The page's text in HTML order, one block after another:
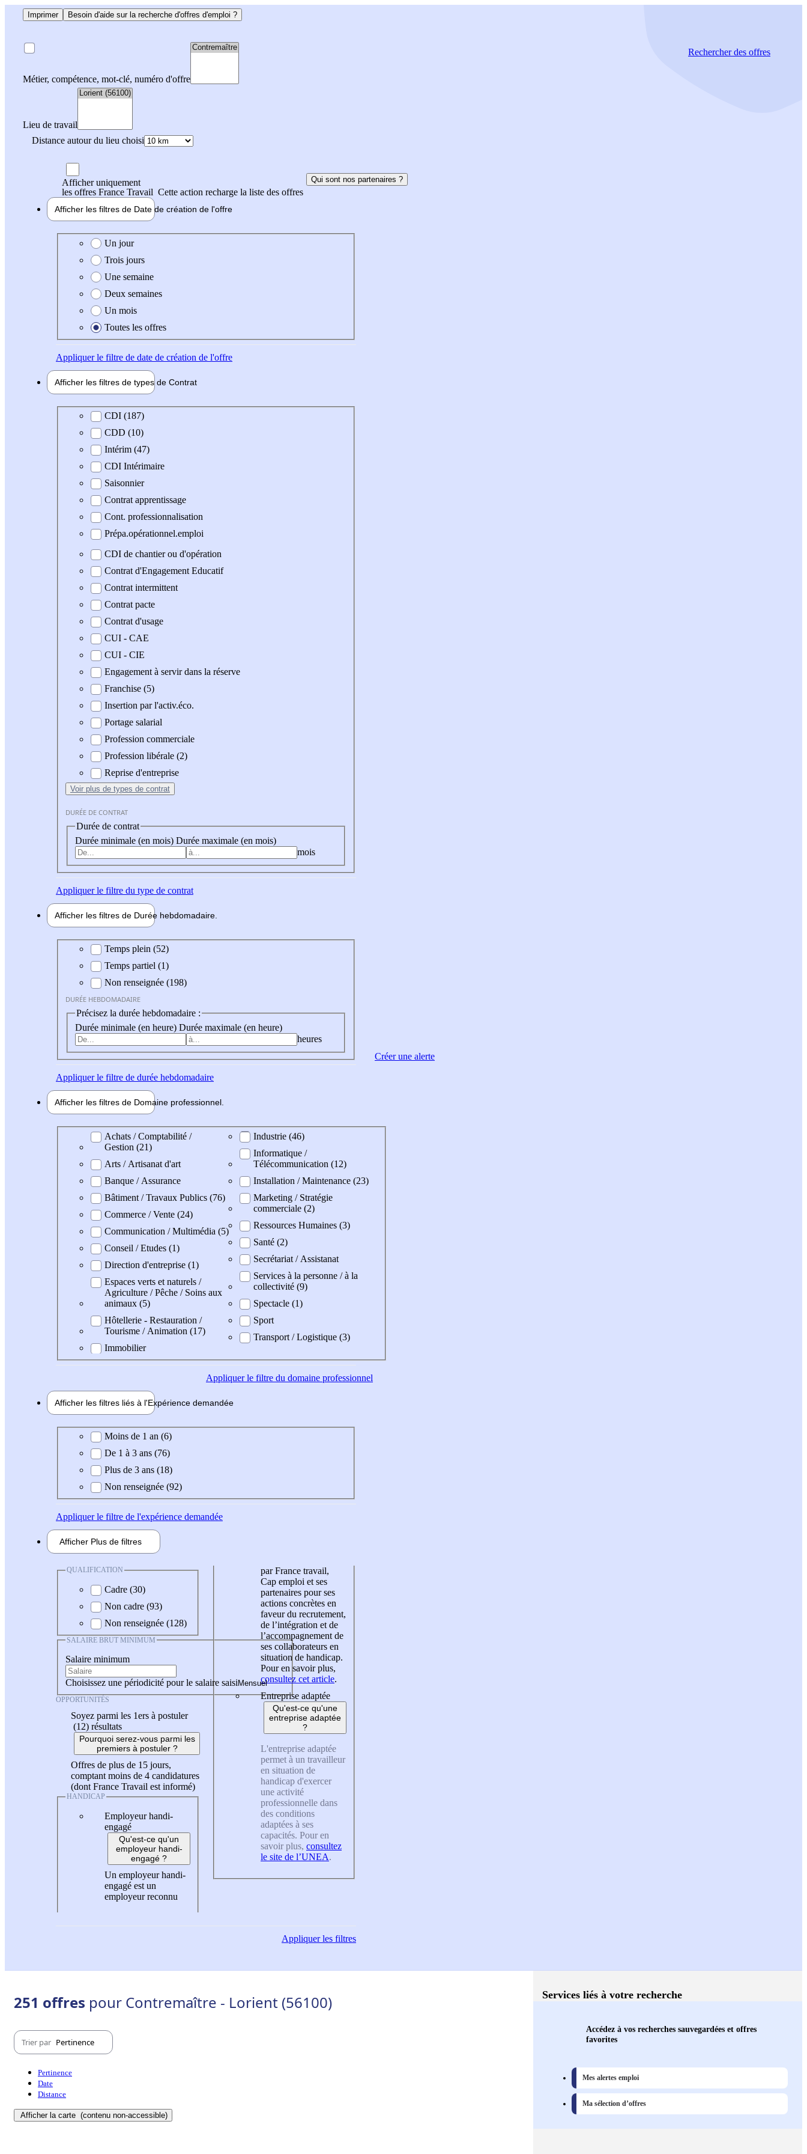
Imprimer Besoin d'aide sur la recherche d'offres d'emploi ?
Métier, compétence, mot-clé, numéro d'offre
Lieu de travail
Distance autour du lieu choisi
Rechercherdes offres
Afficher uniquement
les offres France Travail Cette action recharge la liste des offres
Qui sont nos partenaires ?
Afficher les filtres de Date de création de l'offre
Date de création de l'offre
Un jour
Trois jours
Une semaine
Deux semaines
Un mois
Toutes les offres
Appliquerle filtre de date de création de l'offre
Afficher les filtres de types de Contrat
Type de contratCDI (187)
CDD (10)
Intérim (47)
CDI Intérimaire
Saisonnier
Contrat apprentissage
Cont. professionnalisation
Prépa.opérationnel.emploi
CDI de chantier ou d'opération
Contrat d'Engagement Educatif
Contrat intermittent
Contrat pacte
Contrat d'usage
CUI - CAE
CUI - CIE
Engagement à servir dans la réserve
Franchise (5)
Insertion par l'activ.éco.
Portage salarial
Profession commerciale
Profession libérale (2)
Reprise d'entreprise
Voir plus de types de contrat
DURÉE DE CONTRAT
Durée de contrat
Durée minimale (en mois) Durée maximale (en mois)
mois
Appliquerle filtre du type de contrat
Afficher les filtres de Durée hebdomadaire
Durée hebdomadaire
Temps plein (52)
Temps partiel (1)
Non renseignée (198)
DURÉE HEBDOMADAIRE
Précisez la durée hebdomadaire :
Durée minimale (en heure) Durée maximale (en heure)
heures
Appliquerle filtre de durée hebdomadaire
Afficher les filtres de Domaine professionnel
Domaine professionel
Achats / Comptabilité /
Gestion (21)
Arts / Artisanat d'art
Banque / Assurance
Bâtiment / Travaux Publics (76)
Commerce / Vente (24)
Communication / Multimédia (5)
Conseil / Etudes (1)
Direction d'entreprise (1)
Espaces verts et naturels /
Agriculture / Pêche / Soins aux
animaux (5)
Hôtellerie - Restauration /
Tourisme / Animation (17)
Immobilier
Industrie (46)
Informatique /
Télécommunication (12)
Installation / Maintenance (23)
Marketing / Stratégie
commerciale (2)
Ressources Humaines (3)
Santé (2)
Secrétariat / Assistanat
Services à la personne / à la
collectivité (9)
Spectacle (1)
Sport
Transport / Logistique (3)
Appliquerle filtre du domaine professionnel
Afficher les filtres liés à l'Expérience demandée
Expérience demandée
Moins de 1 an (6)
De 1 à 3 ans (76)
Plus de 3 ans (18)
Non renseignée (92)
Appliquerle filtre de l'expérience demandée
Afficher Plus de filtres
QUALIFICATION
Cadre (30)
Non cadre (93)
Non renseignée (128)
SALAIRE BRUT MINIMUM
Salaire minimum
Choisissez une périodicité pour le salaire saisi
OPPORTUNITÉS
Soyez parmi les 1ers à postuler
(12) résultats
Pourquoi serez-vous parmi les
premiers à postuler ?
Offres de plus de 15 jours,
comptant moins de 4 candidatures
(dont France Travail est informé)
HANDICAP
Employeur handi-
engagé
Qu'est-ce qu'un
employeur handi-
engagé ?
Un employeur handi-
engagé est un
employeur reconnu
par France travail,
Cap emploi et ses
partenaires pour ses
actions concrètes en
faveur du recrutement,
de l’intégration et de
l’accompagnement de
ses collaborateurs en
situation de handicap.
Pour en savoir plus,
consultez cet article.
Entreprise adaptée
Qu'est-ce qu'une
entreprise adaptée
?
L'entreprise adaptée
permet à un travailleur
en situation de
handicap d'exercer
une activité
professionnelle dans
des conditions
adaptées à ses
capacités. Pour en
savoir plus, consultez
le site de l’UNEA.
Appliquerles filtres
Créer une alerte
251 offres pour Contremaître - Lorient (56100)
Trier par Pertinence
Pertinence
Date
Distance
Afficher la carte (contenu non-accessible)
Services liés à votre recherche
Accédez à vos recherches sauvegardées et offres
favorites
Mes alertes emploi
Ma sélection d’offres